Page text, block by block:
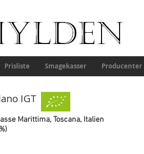
Prisliste Smagekasser Producenter
IGT
Marittima, Toscana, Italien